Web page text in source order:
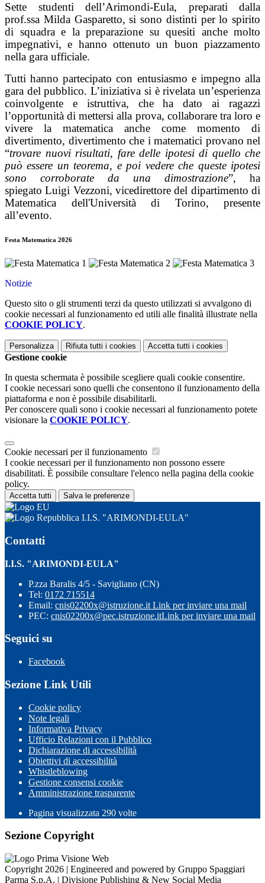
Sette studenti dell’Arimondi-Eula, preparati dalla
prof.ssa Milda Gasparetto, si sono distinti per lo spirito
di squadra e la preparazione su quesiti anche molto
impegnativi, e hanno ottenuto un buon piazzamento
nella gara ufficiale.
Tutti hanno partecipato con entusiasmo e impegno alla
gara del pubblico. L’iniziativa si è rivelata un’esperienza
coinvolgente e istruttiva, che ha dato ai ragazzi
l’opportunità di mettersi alla prova, collaborare tra loro e
vivere la matematica anche come momento di
divertimento, divertimento che i matematici provano nel
“trovare nuovi risultati, fare delle ipotesi di quello che
può essere un teorema, e poi vedere che queste ipotesi
sono corroborate da una dimostrazione”, ha
spiegato Luigi Vezzoni, vicedirettore del dipartimento di
Matematica dell'Università di Torino, presente
all’evento.
Festa Matematica 2026
Notizie
Questo sito o gli strumenti terzi da questo utilizzati si avvalgono di
cookie necessari al funzionamento ed utili alle finalità illustrate nella
COOKIE POLICY.
Personalizza Rifiuta tutti i cookies Accetta tutti i cookies
Gestione cookie
In questa schermata è possibile scegliere quali cookie consentire.
I cookie necessari sono quelli che consentono il funzionamento della
piattaforma e non è possibile disabilitarli.
Per conoscere quali sono i cookie necessari al funzionamento potete
visionare la COOKIE POLICY.
Cookie necessari per il funzionamento
I cookie necessari per il funzionamento non possono essere
disabilitati. È possibile consultare l'elenco nella pagina della cookie
policy.
Accetta tutti Salva le preferenze
I.I.S. "ARIMONDI-EULA"
Contatti
I.I.S. "ARIMONDI-EULA"
P.zza Baralis 4/5 - Savigliano (CN)
Tel: 0172 715514
Email: cnis02200x@istruzione.it Link per inviare una mail
PEC: cnis02200x@pec.istruzione.itLink per inviare una mail
Seguici su
Facebook
Sezione Link Utili
Cookie policy
Note legali
Informativa Privacy
Ufficio Relazioni con il Pubblico
Dichiarazione di accessibilità
Obiettivi di accessibilità
Whistleblowing
Gestione consensi cookie
Amministrazione trasparente
Pagina visualizzata 290 volte
Sezione Copyright
Copyright 2026 | Engineered and powered by Gruppo Spaggiari
Parma S.p.A. | Divisione Publishing & New Social Media